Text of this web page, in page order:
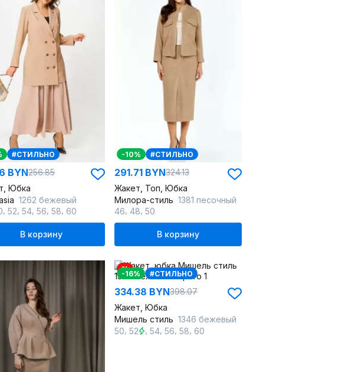
#СТИЛЬНО
BYN256.85
Юбка
1262 бежевый
52 54 56 58 60
В корзину
-10% #СТИЛЬНО
291.71 BYN324.13
Жакет, Топ, Юбка
Милора-стиль 1381 песочный
46 48 50
В корзину
%
-16% #СТИЛЬНО
334.38 BYN398.07
Жакет, Юбка
Мишель стиль 1346 бежевый
50 52 ,54 ,56 ,58 60